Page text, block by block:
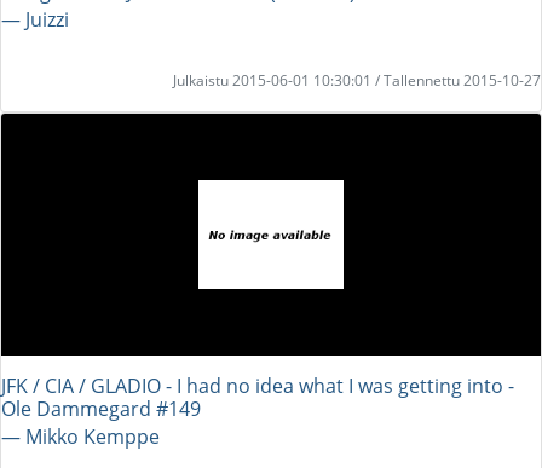
― Juizzi
Julkaistu 2015-06-01 10:30:01 / Tallennettu 2015-10-27
JFK / CIA / GLADIO - I had no idea what I was getting into -
Ole Dammegard #149
― Mikko Kemppe